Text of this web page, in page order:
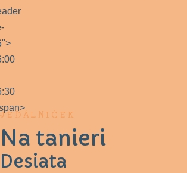
JEDÁLNIČEK
Na tanieri
Desiata